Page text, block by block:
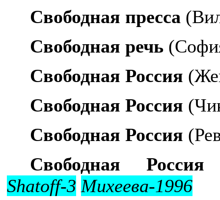
Свободная пресса
Свободная речь
Свободная Россия
Свободная Россия
Свободная Россия
Свободная Россия
Shatoff-3 Михеева-1996